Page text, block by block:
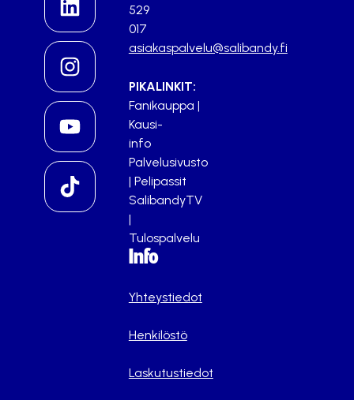
529
017
asiakaspalvelu@salibandy.fi
PIKALINKIT:
Fanikauppa |
Kausi-
info
Palvelusivusto
| Pelipassit
SalibandyTV
|
Tulospalvelu
Info
Yhteystiedot
Henkilöstö
Laskutustiedot